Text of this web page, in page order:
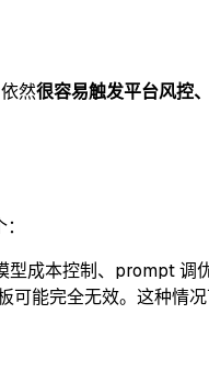
然很容易触发平台风控
成本控制、prompt 调
能完全无效。这种情